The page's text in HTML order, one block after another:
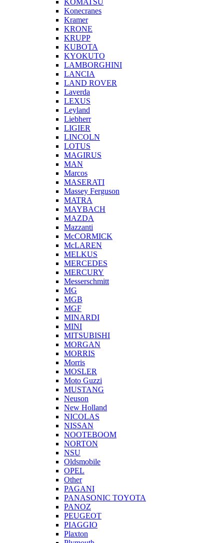
KOMATSU
Konecranes
Kramer
KRONE
KRUPP
KUBOTA
KYOKUTO
LAMBORGHINI
LANCIA
LAND ROVER
Laverda
LEXUS
Leyland
Liebherr
LIGIER
LINCOLN
LOTUS
MAGIRUS
MAN
Marcos
MASERATI
Massey Ferguson
MATRA
MAYBACH
MAZDA
Mazzanti
McCORMICK
McLAREN
MELKUS
MERCEDES
MERCURY
Messerschmitt
MG
MGB
MGF
MINARDI
MINI
MITSUBISHI
MORGAN
MORRIS
Morris
MOSLER
Moto Guzzi
MUSTANG
Neuson
New Holland
NICOLAS
NISSAN
NOOTEBOOM
NORTON
NSU
Oldsmobile
OPEL
Other
PAGANI
PANASONIC TOYOTA
PANOZ
PEUGEOT
PIAGGIO
Plaxton